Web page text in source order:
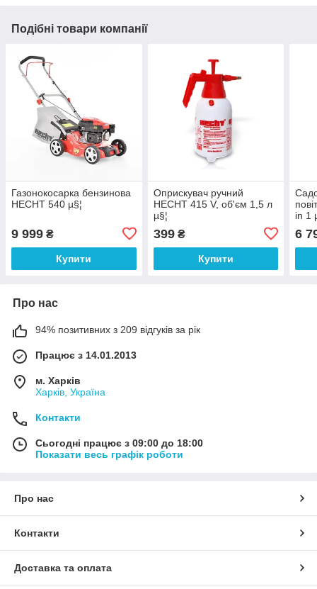
Подібні товари компанії
Газонокосарка бензинова
HECHT 540 µ§¦
9 999 ₴
Купити
Оприскувач ручний
HECHT 415 V, об'єм 1,5 л
µ§¦
399₴
Купити
in 1
6
Про нас
94% позитивних з 209 відгуків за рік
Працює з 14.01.2013
м. Харків
Харків, Україна
Контакти
Сьогодні працює з 09:00 до 18:00
Показати весь графік роботи
Про нас
Контакти
Доставка та оплата